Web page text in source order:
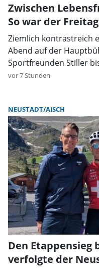
Zwischen
So war der
Ziemlich kontrastreich
Abend auf der
Sportfreunden Stiller
vor 7 Stunden
NEUSTADT/AISCH
Den Etappensieg
verfolgte der